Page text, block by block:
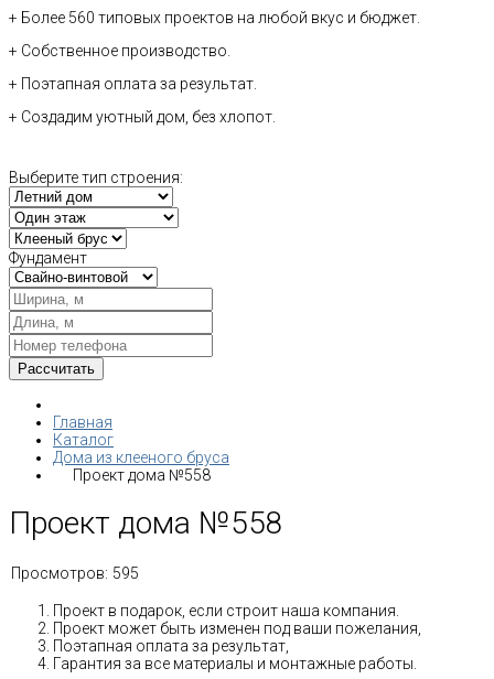
+ Более 560 типовых проектов на любой вкус и бюджет.
+ Собственное производство.
+ Поэтапная оплата за результат.
+ Создадим уютный дом, без хлопот.
Выберите тип строения:
Фундамент
Главная
Каталог
Дома из клееного бруса
Проект дома №558
Проект дома №558
Просмотров: 595
Проект в подарок, если строит наша компания.
Проект может быть изменен под ваши пожелания,
Поэтапная оплата за результат,
Гарантия за все материалы и монтажные работы.